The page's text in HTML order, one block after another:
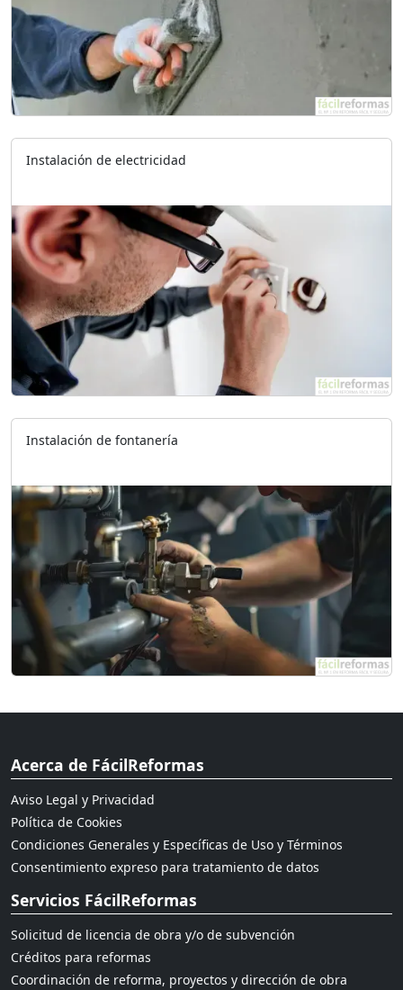
Instalación de electricidad
Instalación de fontanería
Acerca de FácilReformas
Aviso Legal y Privacidad
Política de Cookies
Condiciones Generales y Específicas de Uso y Términos
Consentimiento expreso para tratamiento de datos
Servicios FácilReformas
Solicitud de licencia de obra y/o de subvención
Créditos para reformas
Coordinación de reforma, proyectos y dirección de obra